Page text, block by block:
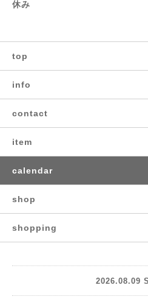
休み
top
info
contact
item
calendar
shop
shopping
2026.08.09